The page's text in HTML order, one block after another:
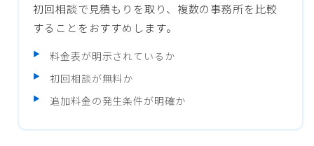
初回相談で見積もりを取り、複数の事務所を比較
することをおすすめします。
料金表が明示されているか
初回相談が無料か
追加料金の発生条件が明確か